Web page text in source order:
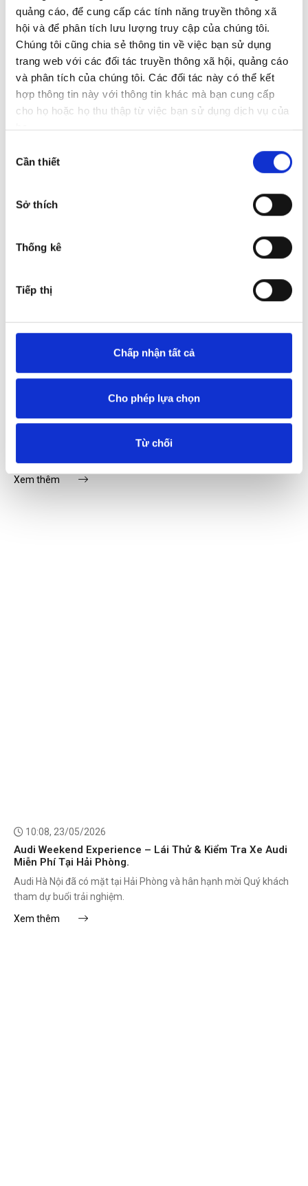
quảng cáo, để cung cấp các tính năng truyền thông xã
hội và để phân tích lưu lượng truy cập của chúng tôi.
Chúng tôi cũng chia sẻ thông tin về việc bạn sử dụng
trang web với các đối tác truyền thông xã hội, quảng cáo
và phân tích của chúng tôi. Các đối tác này có thể kết
hợp thông tin này với thông tin khác mà bạn cung cấp
cho họ hoặc họ thu thập từ việc bạn sử dụng dịch vụ của
họ.
chọn
Cần thiết
Sở thích
Thống kê
Tiếp thị
Chấp nhận tất cả
Cho phép lựa chọn
Từ chối
Audi đã có mặt tại Ninh Bình và sẵn sàng chào đón Quý khách
đến với Audi Weekend Experience, chương trình dịch vụ lưu động
và trải nghiệm xe Audi được tổ chức dành riêng cho Quý khách
hàng tại địa phương.
Xem thêm
khách đến với Audi Weekend Experience
Tại Audi Weekend Experience, chúng tôi mang đến chuỗi trải
Thọ:
Xem thêm
10:08, 23/05/2026
Audi Weekend Experience – Lái Thử & Kiểm Tra Xe Audi
Miễn Phí Tại Hải Phòng.
Audi Hà Nội đã có mặt tại Hải Phòng và hân hạnh mời Quý khách
tham dự buổi trải nghiệm.
Xem thêm